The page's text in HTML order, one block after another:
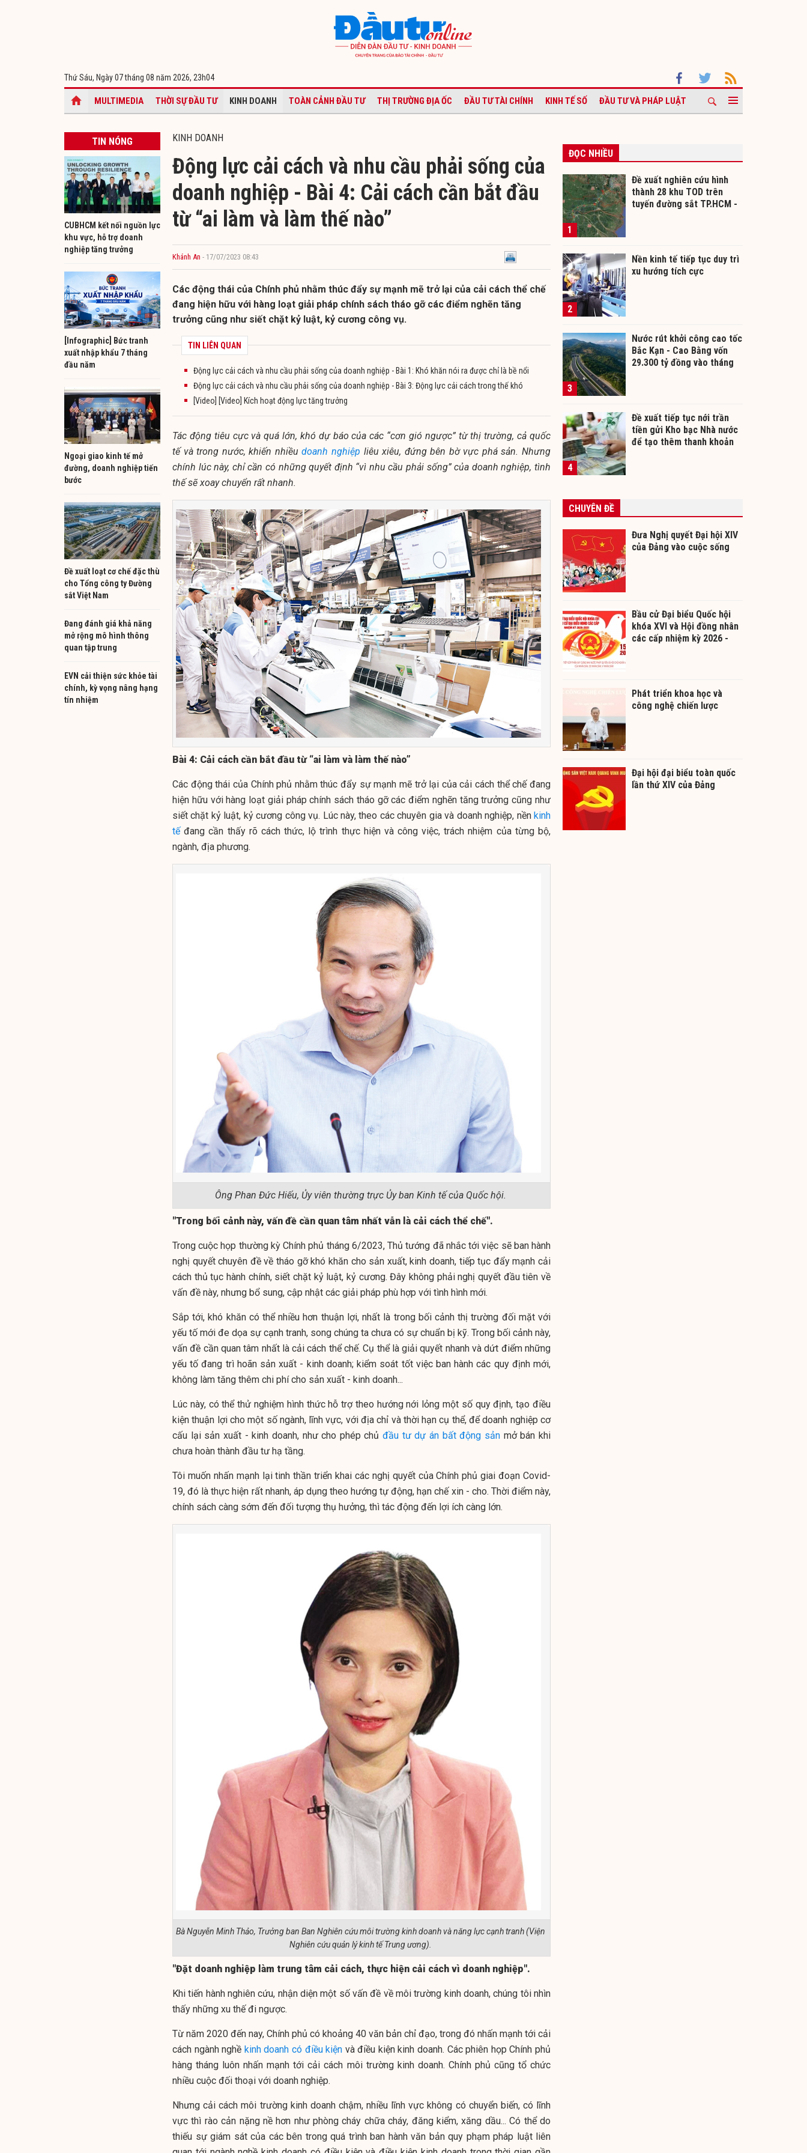
Thứ Sáu, Ngày 07 tháng 08 năm 2026, 23h04
MULTIMEDIA THỜI SỰ ĐẦU TƯ KINH DOANH TOÀN CẢNH ĐẦU TƯ THỊ TRƯỜNG ĐỊA ỐC ĐẦU TƯ TÀI CHÍNH KINH TẾ SỐ ĐẦU TƯ VÀ PHÁP LUẬT
TIN NÓNG
CUBHCM kết nối nguồn lực
khu vực, hỗ trợ doanh
nghiệp tăng trưởng
[Infographic] Bức tranh
xuất nhập khẩu 7 tháng
đầu năm
Ngoại giao kinh tế mở
đường, doanh nghiệp tiến
bước
Đề xuất loạt cơ chế đặc thù
cho Tổng công ty Đường
sắt Việt Nam
Đang đánh giá khả năng
mở rộng mô hình thông
quan tập trung
EVN cải thiện sức khỏe tài
chính, kỳ vọng nâng hạng
tín nhiệm
KINH DOANH
Động lực cải cách và nhu cầu phải sống của
doanh nghiệp - Bài 4: Cải cách cần bắt đầu
từ “ai làm và làm thế nào”
Khánh An - 17/07/2023 08:43
Các động thái của Chính phủ nhằm thúc đẩy sự mạnh mẽ trở lại của cải cách thể chế
đang hiện hữu với hàng loạt giải pháp chính sách tháo gỡ các điểm nghẽn tăng
trưởng cũng như siết chặt kỷ luật, kỷ cương công vụ.
TIN LIÊN QUAN
Động lực cải cách và nhu cầu phải sống của doanh nghiệp - Bài 1: Khó khăn nói ra được chỉ là bề nổi
Động lực cải cách và nhu cầu phải sống của doanh nghiệp - Bài 3: Động lực cải cách trong thế khó
[Video] [Video] Kích hoạt động lực tăng trưởng
Tác động tiêu cực và quá lớn, khó dự báo của các “cơn gió ngược” từ thị trường, cả quốc
tế và trong nước, khiến nhiềudoanh nghiệp liêu xiêu, đứng bên bờ vực phá sản. Nhưng
chính lúc này, chỉ cần có những quyết định “vì nhu cầu phải sống” của doanh nghiệp, tình
thế sẽ xoay chuyển rất nhanh.
Bài 4: Cải cách cần bắt đầu từ “ai làm và làm thế nào”
Các động thái của Chính phủ nhằm thúc đẩy sự mạnh mẽ trở lại của cải cách thể chế đang
hiện hữu với hàng loạt giải pháp chính sách tháo gỡ các điểm nghẽn tăng trưởng cũng như
siết chặt kỷ luật, kỷ cương công vụ. Lúc này, theo các chuyên gia và doanh nghiệp, nền kinh
tếđang cần thấy rõ cách thức, lộ trình thực hiện và công việc, trách nhiệm của từng bộ,
ngành, địa phương.
Ông Phan Đức Hiếu, Ủy viên thường trực Ủy ban Kinh tế của Quốc hội.
"Trong bối cảnh này, vấn đề cần quan tâm nhất vẫn là cải cách thể chế".
Trong cuộc họp thường kỳ Chính phủ tháng 6/2023, Thủ tướng đã nhắc tới việc sẽ ban hành
nghị quyết chuyên đề về tháo gỡ khó khăn cho sản xuất, kinh doanh, tiếp tục đẩy mạnh cải
cách thủ tục hành chính, siết chặt kỷ luật, kỷ cương. Đây không phải nghị quyết đầu tiên về
vấn đề này, nhưng bổ sung, cập nhật các giải pháp phù hợp với tình hình mới.
Sắp tới, khó khăn có thể nhiều hơn thuận lợi, nhất là trong bối cảnh thị trường đối mặt với
yếu tố mới đe dọa sự cạnh tranh, song chúng ta chưa có sự chuẩn bị kỹ. Trong bối cảnh này,
vấn đề cần quan tâm nhất là cải cách thể chế. Cụ thể là giải quyết nhanh và dứt điểm những
yếu tố đang trì hoãn sản xuất - kinh doanh; kiểm soát tốt việc ban hành các quy định mới,
không làm tăng thêm chi phí cho sản xuất - kinh doanh...
Lúc này, có thể thử nghiệm hình thức hỗ trợ theo hướng nới lỏng một số quy định, tạo điều
kiện thuận lợi cho một số ngành, lĩnh vực, với địa chỉ và thời hạn cụ thể, để doanh nghiệp cơ
cấu lại sản xuất - kinh doanh, như cho phép chủđầu tư dự án bất động sản mở bán khi
chưa hoàn thành đầu tư hạ tầng.
Tôi muốn nhấn mạnh lại tinh thần triển khai các nghị quyết của Chính phủ giai đoạn Covid-
19, đó là thực hiện rất nhanh, áp dụng theo hướng tự động, hạn chế xin - cho. Thời điểm này,
chính sách càng sớm đến đối tượng thụ hưởng, thì tác động đến lợi ích càng lớn.
Bà Nguyễn Minh Thảo, Trưởng ban Ban Nghiên cứu môi trường kinh doanh và năng lực cạnh tranh (Viện
Nghiên cứu quản lý kinh tế Trung ương).
"Đặt doanh nghiệp làm trung tâm cải cách, thực hiện cải cách vì doanh nghiệp".
Khi tiến hành nghiên cứu, nhận diện một số vấn đề về môi trường kinh doanh, chúng tôi nhìn
thấy những xu thế đi ngược.
Từ năm 2020 đến nay, Chính phủ có khoảng 40 văn bản chỉ đạo, trong đó nhấn mạnh tới cải
cách ngành nghề kinh doanh có điều kiện và điều kiện kinh doanh. Các phiên họp Chính phủ
hàng tháng luôn nhấn mạnh tới cải cách môi trường kinh doanh. Chính phủ cũng tổ chức
nhiều cuộc đối thoại với doanh nghiệp.
Nhưng cải cách môi trường kinh doanh chậm, nhiều lĩnh vực không có chuyển biến, có lĩnh
vực thì rào cản nặng nề hơn như phòng cháy chữa cháy, đăng kiểm, xăng dầu... Có thể do
thiếu sự giám sát của các bên trong quá trình ban hành văn bản quy phạm pháp luật liên
ĐỌC NHIỀU
1
Đề xuất nghiên cứu hình
thành 28 khu TOD trên
tuyến đường sắt TP.HCM -
2
Nền kinh tế tiếp tục duy trì
xu hướng tích cực
3
Nước rút khởi công cao tốc
Bắc Kạn - Cao Bằng vốn
29.300 tỷ đồng vào tháng
4
Đề xuất tiếp tục nới trần
tiền gửi Kho bạc Nhà nước
để tạo thêm thanh khoản
CHUYÊN ĐỀ
Đưa Nghị quyết Đại hội XIV
của Đảng vào cuộc sống
Bầu cử Đại biểu Quốc hội
khóa XVI và Hội đồng nhân
các cấp nhiệm kỳ 2026 -
Phát triển khoa học và
công nghệ chiến lược
Đại hội đại biểu toàn quốc
lần thứ XIV của Đảng